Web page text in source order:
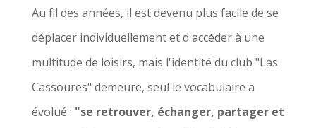
Au fil des années, il est devenu plus facile de se
déplacer individuellement et d'accéder à une
multitude de loisirs, mais l'identité du club "Las
Cassoures" demeure, seul le vocabulaire a
évolué : "se retrouver, échanger, partager et